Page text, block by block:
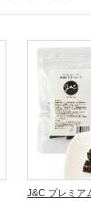
J&C プレミア